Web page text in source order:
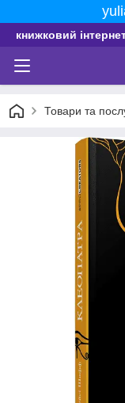
книжковий
Товари та